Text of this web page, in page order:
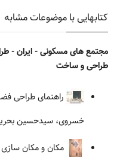
کتابهایی با موضوعات مشابه
مجتمع های مسکونی - ایران -
طراحی و ساخت
راهنمای طراحی
خسروی، سیدحسین
مکان و مکان